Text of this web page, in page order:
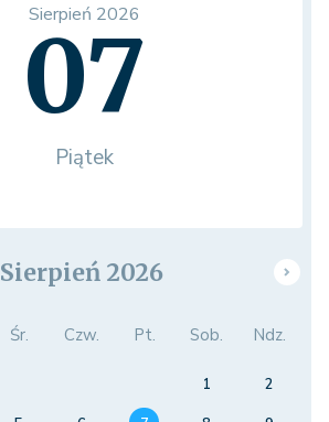
Sierpień 2026
07
Piątek
Sierpień 2026
Śr. Czw. Pt. Sob. Ndz.
1
2